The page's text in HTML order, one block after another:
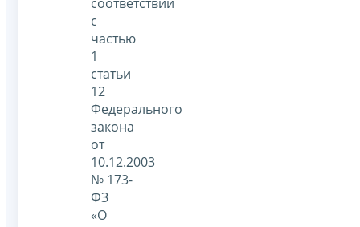
с
частью
1
статьи
12
Федерального
закона
от
10.12.2003
№ 173-
ФЗ
«О